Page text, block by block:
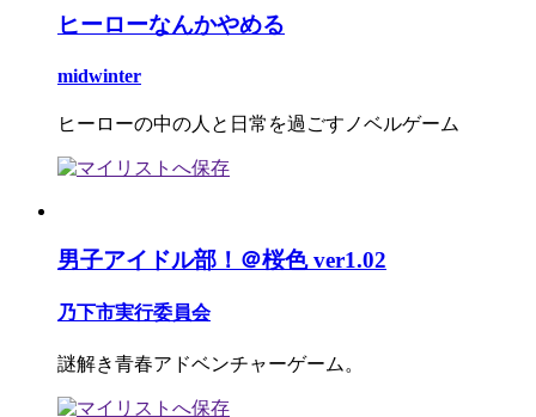
ヒーローなんかやめる
midwinter
ヒーローの中の人と日常を過ごすノベルゲーム
男子アイドル部！＠桜色 ver1.02
乃下市実行委員会
謎解き青春アドベンチャーゲーム。